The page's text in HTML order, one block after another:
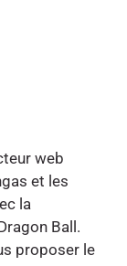
web
et les
la
Ball.
proposer le